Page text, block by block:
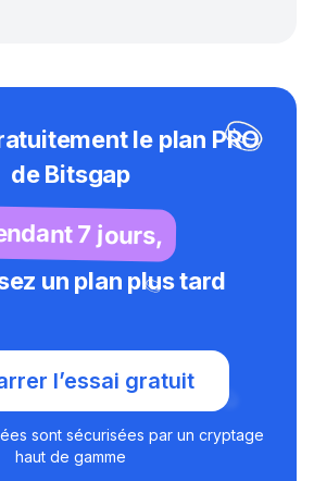
le plan PRO
de Bitsgap
7 jours,
un plan plus tard
l’essai gratuit
sont sécurisées par un cryptage
haut de gamme